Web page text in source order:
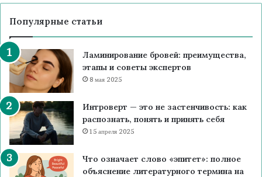
Популярные статьи
Ламинирование бровей: преимущества,
этапы и советы экспертов
8 мая 2025
Интроверт — это не застенчивость: как
распознать, понять и принять себя
15 апреля 2025
Что означает слово «эпитет»: полное
объяснение литературного термина на